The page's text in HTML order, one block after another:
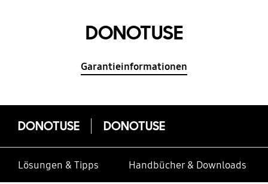
DONOTUSE
Garantieinformationen
DONOTUSE DONOTUSE
Lösungen & Tipps Handbücher & Downloads